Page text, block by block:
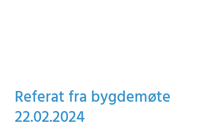
Referat fra bygdemøte
22.02.2024